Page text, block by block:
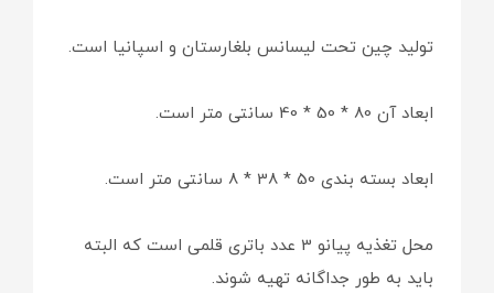
تولید چین تحت لیسانس بلغارستان و اسپانیا است.
ابعاد آن 80 * 50 * 40 سانتی متر است.
ابعاد بسته بندی 50 * 38 * 8 سانتی متر است.
محل تغذیه پیانو 3 عدد باتری قلمی است که البته
باید به طور جداگانه تهیه شوند.